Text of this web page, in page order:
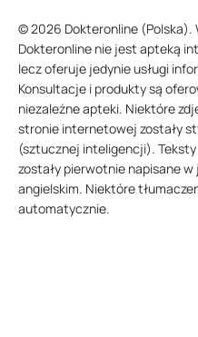
© 2026 Dokteronline (Polska).
Dokteronline nie jest apteką
lecz oferuje jedynie usługi
Konsultacje i produkty są
niezależne apteki. Niektóre
stronie internetowej zostały
(sztucznej inteligencji).
zostały pierwotnie napisane
angielskim. Niektóre
automatycznie.